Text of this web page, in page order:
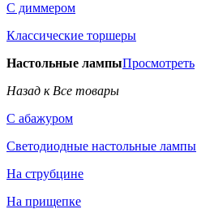
С диммером
Классические торшеры
Настольные лампыПросмотреть
Назад к Все товары
С абажуром
Светодиодные настольные лампы
На струбцине
На прищепке